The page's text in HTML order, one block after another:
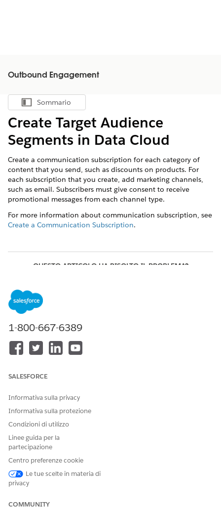
Outbound Engagement
Mostra sommario
Sommario
Create Target Audience
Segments in Data Cloud
Create a communication subscription for each category of
content that you send, such as discounts on products. For
each subscription that you create, add marketing channels,
such as email. Subscribers must give consent to receive
promotional messages from each channel type.
For more information about communication subscription, see
Create a Communication Subscription.
QUESTO ARTICOLO HA RISOLTO IL PROBLEMA?
1-800-667-6389
SALESFORCE
Informativa sulla privacy
Informativa sulla protezione
Condizioni di utilizzo
Linee guida per la
partecipazione
Centro preferenze cookie
Le tue scelte in materia di
privacy
COMMUNITY